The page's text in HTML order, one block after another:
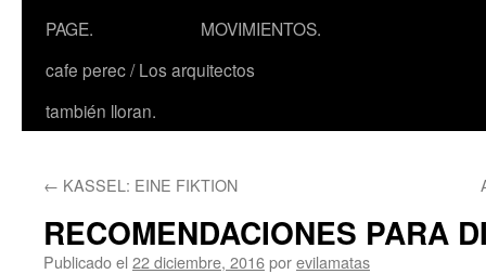
PAGE.
MOVIMIENTOS.
cafe perec / Los arquitectos
también lloran.
← KASSEL: EINE FIKTION
RECOMENDACIONES PARA
Publicado el 22 diciembre, 2016porevilamatas